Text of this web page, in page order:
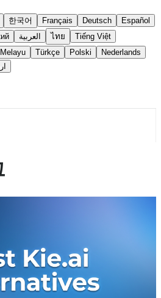
한국어 Français Deutsch
Español
العربية ไทย
Tiếng Việt
Türkçe Polski
Nederlands